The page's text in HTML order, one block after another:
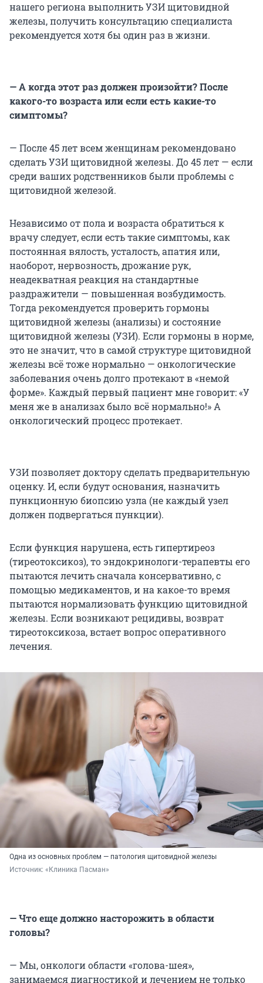
нашего региона выполнить УЗИ щитовидной
железы, получить консультацию специалиста
рекомендуется хотя бы один раз в жизни.
— А когда этот раз должен произойти? После
какого-то возраста или если есть какие-то
симптомы?
— После 45 лет всем женщинам рекомендовано
сделать УЗИ щитовидной железы. До 45 лет — если
среди ваших родственников были проблемы с
щитовидной железой.
Независимо от пола и возраста обратиться к
врачу следует, если есть такие симптомы, как
постоянная вялость, усталость, апатия или,
наоборот, нервозность, дрожание рук,
неадекватная реакция на стандартные
раздражители — повышенная возбудимость.
Тогда рекомендуется проверить гормоны
щитовидной железы (анализы) и состояние
щитовидной железы (УЗИ). Если гормоны в норме,
это не значит, что в самой структуре щитовидной
железы всё тоже нормально — онкологические
заболевания очень долго протекают в «немой
форме». Каждый первый пациент мне говорит: «У
меня же в анализах было всё нормально!» А
онкологический процесс протекает.
УЗИ позволяет доктору сделать предварительную
оценку. И, если будут основания, назначить
пункционную биопсию узла (не каждый узел
должен подвергаться пункции).
Если функция нарушена, есть гипертиреоз
(тиреотоксикоз), то эндокринологи-терапевты его
пытаются лечить сначала консервативно, с
помощью медикаментов, и на какое-то время
пытаются нормализовать функцию щитовидной
железы. Если возникают рецидивы, возврат
тиреотоксикоза, встает вопрос оперативного
лечения.
Одна из основных проблем — патология щитовидной железы
Источник: «Клиника Пасман»
— Что еще должно насторожить в области
головы?
— Мы, онкологи области «голова-шея»,
занимаемся диагностикой и лечением не только